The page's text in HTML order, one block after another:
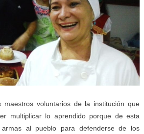
voluntarios de la institución que
multiplicar lo aprendido porque de esta
al pueblo para defenderse de los